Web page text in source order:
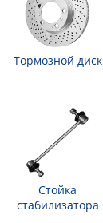
Тормозной диск
Стойка
стабилизатора